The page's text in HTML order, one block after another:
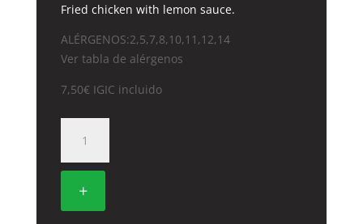
Fried chicken with lemon sauce.
ALÉRGENOS:2,5,7,8,10,11,12,14
Ver tabla de alérgenos
7,50€ IGIC incluido
POLLO
CON
LIMON
+